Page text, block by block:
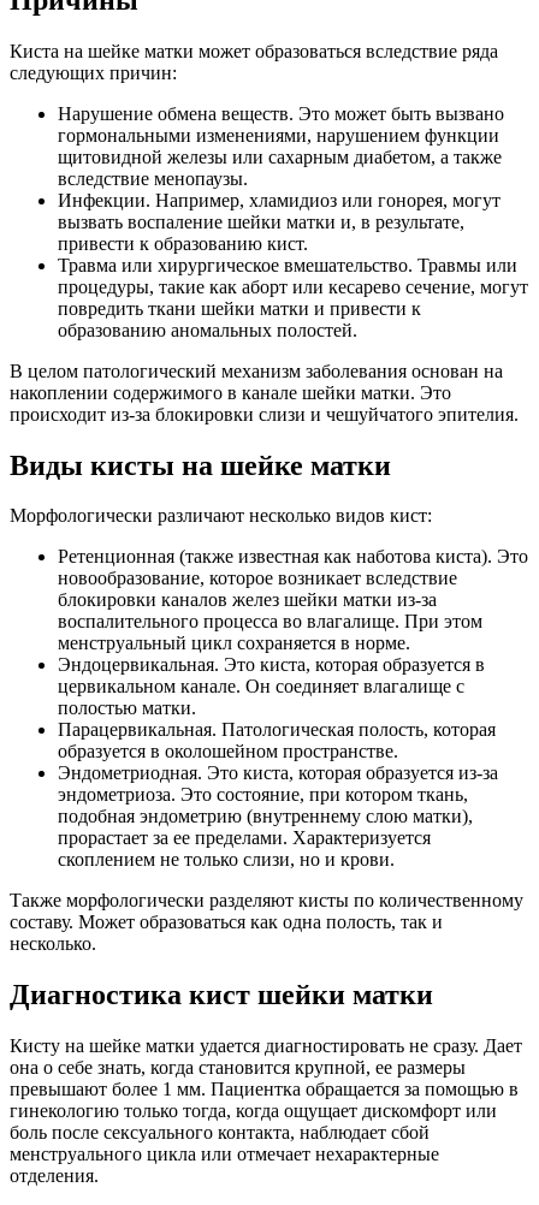
Киста на шейке матки может образоваться вследствие ряда
следующих причин:
Нарушение обмена веществ. Это может быть вызвано
гормональными изменениями, нарушением функции
щитовидной железы или сахарным диабетом, а также
вследствие менопаузы.
Инфекции. Например, хламидиоз или гонорея, могут
вызвать воспаление шейки матки и, в результате,
привести к образованию кист.
Травма или хирургическое вмешательство. Травмы или
процедуры, такие как аборт или кесарево сечение, могут
повредить ткани шейки матки и привести к
образованию аномальных полостей.
В целом патологический механизм заболевания основан на
накоплении содержимого в канале шейки матки. Это
происходит из-за блокировки слизи и чешуйчатого эпителия.
Виды кисты на шейке матки
Морфологически различают несколько видов кист:
Ретенционная (также известная как наботова киста). Это
новообразование, которое возникает вследствие
блокировки каналов желез шейки матки из-за
воспалительного процесса во влагалище. При этом
менструальный цикл сохраняется в норме.
Эндоцервикальная. Это киста, которая образуется в
цервикальном канале. Он соединяет влагалище с
полостью матки.
Парацервикальная. Патологическая полость, которая
образуется в околошейном пространстве.
Эндометриодная. Это киста, которая образуется из-за
эндометриоза. Это состояние, при котором ткань,
подобная эндометрию (внутреннему слою матки),
прорастает за ее пределами. Характеризуется
скоплением не только слизи, но и крови.
Также морфологически разделяют кисты по количественному
составу. Может образоваться как одна полость, так и
несколько.
Диагностика кист шейки матки
Кисту на шейке матки удается диагностировать не сразу. Дает
она о себе знать, когда становится крупной, ее размеры
превышают более 1 мм. Пациентка обращается за помощью в
гинекологию только тогда, когда ощущает дискомфорт или
боль после сексуального контакта, наблюдает сбой
менструального цикла или отмечает нехарактерные
отделения.